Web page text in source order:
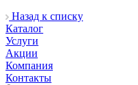
Назад к списку
Каталог
Услуги
Акции
Компания
Контакты